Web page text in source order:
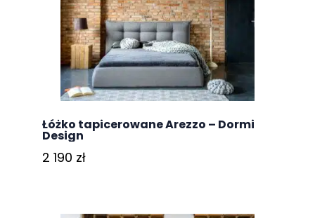
Łóżko tapicerowane Arezzo – Dormi
Design
2 190 zł